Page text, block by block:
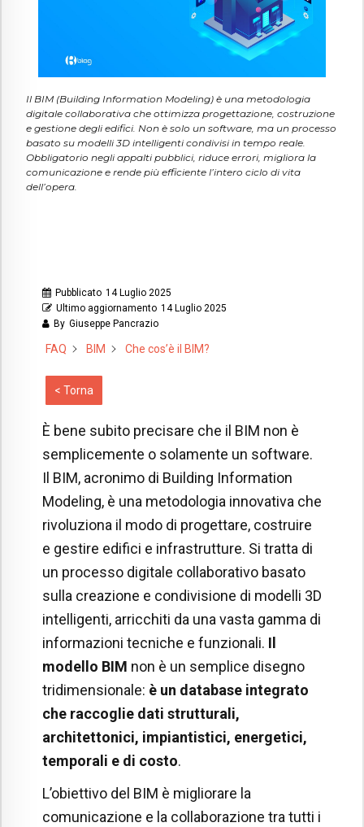
Il BIM (Building Information Modeling) è una metodologia
digitale collaborativa che ottimizza progettazione, costruzione
e gestione degli edifici. Non è solo un software, ma un processo
basato su modelli 3D intelligenti condivisi in tempo reale.
Obbligatorio negli appalti pubblici, riduce errori, migliora la
comunicazione e rende più efficiente l’intero ciclo di vita
dell’opera.
Pubblicato 14 Luglio 2025
Ultimo aggiornamento 14 Luglio 2025
By Giuseppe Pancrazio
FAQ BIM Che cos’è il BIM?
< Torna
È bene subito precisare che il BIM non è
semplicemente o solamente un software.
Il BIM, acronimo di Building Information
Modeling, è una metodologia innovativa che
rivoluziona il modo di progettare, costruire
e gestire edifici e infrastrutture. Si tratta di
un processo digitale collaborativo basato
sulla creazione e condivisione di modelli 3D
intelligenti, arricchiti da una vasta gamma di
informazioni tecniche e funzionali. Il
modello BIM non è un semplice disegno
tridimensionale: è un database integrato
che raccoglie dati strutturali,
architettonici, impiantistici, energetici,
temporali e di costo.
L’obiettivo del BIM è migliorare la
comunicazione e la collaborazione tra tutti i